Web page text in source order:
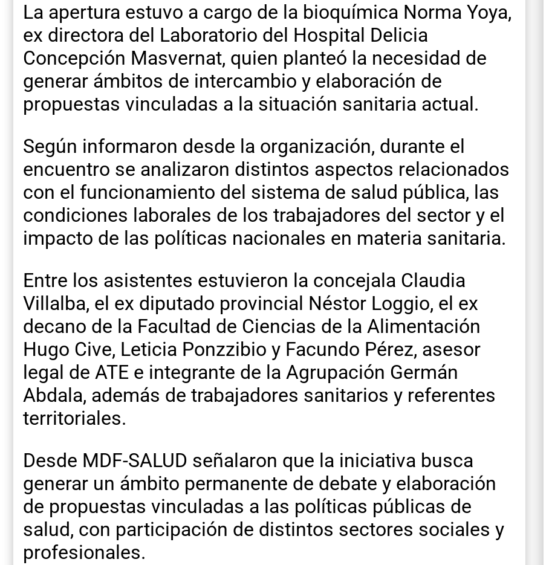
La apertura estuvo a cargo de la bioquímica Norma Yoya,
ex directora del Laboratorio del Hospital Delicia
Concepción Masvernat, quien planteó la necesidad de
generar ámbitos de intercambio y elaboración de
propuestas vinculadas a la situación sanitaria actual.
Según informaron desde la organización, durante el
encuentro se analizaron distintos aspectos relacionados
con el funcionamiento del sistema de salud pública, las
condiciones laborales de los trabajadores del sector y el
impacto de las políticas nacionales en materia sanitaria.
Entre los asistentes estuvieron la concejala Claudia
Villalba, el ex diputado provincial Néstor Loggio, el ex
decano de la Facultad de Ciencias de la Alimentación
Hugo Cive, Leticia Ponzzibio y Facundo Pérez, asesor
legal de ATE e integrante de la Agrupación Germán
Abdala, además de trabajadores sanitarios y referentes
territoriales.
Desde MDF-SALUD señalaron que la iniciativa busca
generar un ámbito permanente de debate y elaboración
de propuestas vinculadas a las políticas públicas de
salud, con participación de distintos sectores sociales y
profesionales.